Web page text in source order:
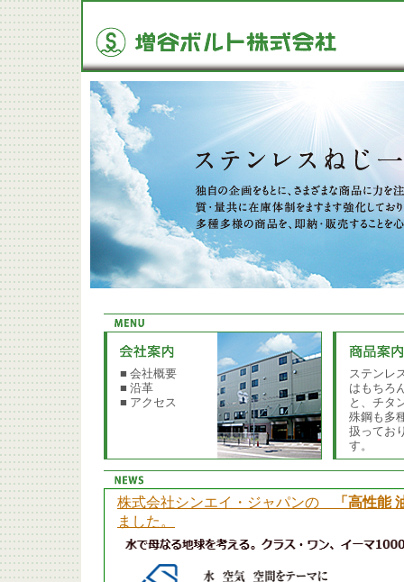
■ 会社概要
■ 沿革
■ アクセス
ステンレ
はもちろ
と、チタ
殊鋼も多
扱ってお
す。
株式会社シンエイ・ジャパンの
「高性能
ました。